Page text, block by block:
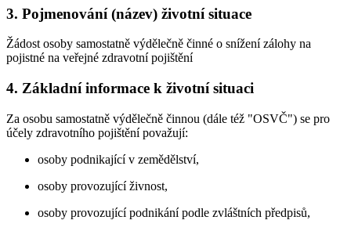
3. Pojmenování (název) životní situace
Žádost osoby samostatně výdělečně činné o snížení zálohy na
pojistné na veřejné zdravotní pojištění
4. Základní informace k životní situaci
Za osobu samostatně výdělečně činnou (dále též "OSVČ") se pro
účely zdravotního pojištění považují:
osoby podnikající v zemědělství,
osoby provozující živnost,
osoby provozující podnikání podle zvláštních předpisů,